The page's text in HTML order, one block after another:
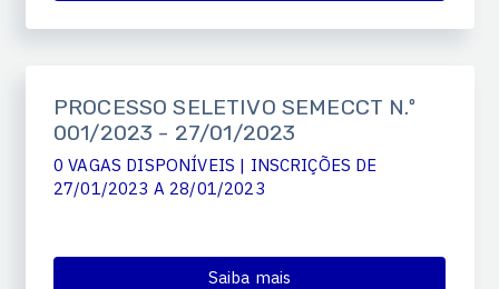
PROCESSO SELETIVO SEMECCT N.º
001/2023 - 27/01/2023
0 VAGAS DISPONÍVEIS | INSCRIÇÕES DE
27/01/2023 A 28/01/2023
Saiba mais